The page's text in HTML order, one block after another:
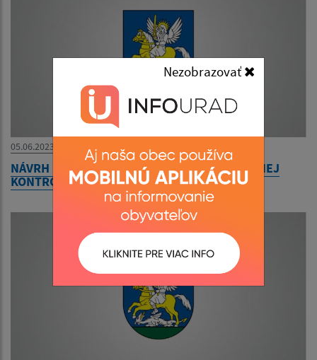
Nezobrazovať
05.06.2023
NÁVRH PLÁNU KONTROLNEJ ČINNOSTI HLAVNEJ
KONTROLÓRKY NA 2. POLROK 2023